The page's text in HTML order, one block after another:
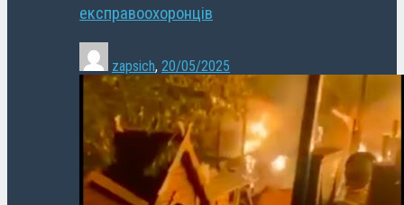
експравоохоронців
zapsich, 20/05/2025